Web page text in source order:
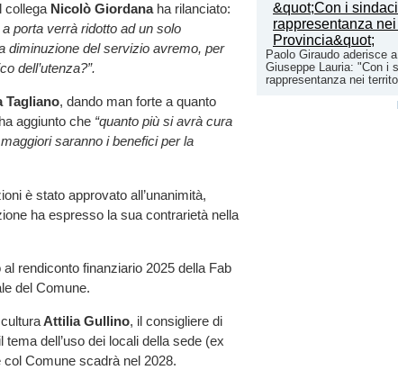
Paolo Giraudo aderisce
Giuseppe Lauria: "Con i
rappresentanza nei
collega Nicolò Giordanaha rilanciato:
porta verrà ridotto ad un solo
diminuzione del servizio avremo, per
dell’utenza?”.
Tagliano, dando man forte a quanto
aggiunto che “quanto più si avrà cura
saranno i benefici per la
è stato approvato all’unanimità,
ha espresso la sua contrarietà nella
rendiconto finanziario 2025 della Fab
del Comune.
Attilia Gullino, il consigliere di
tema dell’uso dei locali della sede (ex
Comune scadrà nel 2028.